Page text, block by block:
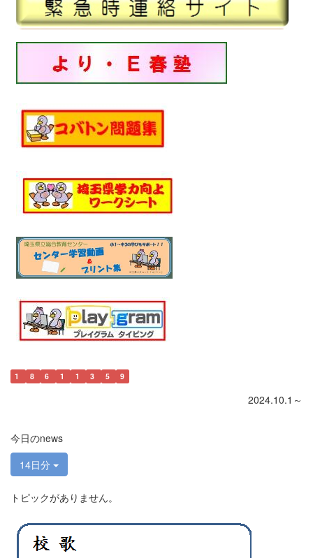
1 8 6 1 1 3 5 9
2024.10.1～
今日のnews
14日分
トピックがありません。